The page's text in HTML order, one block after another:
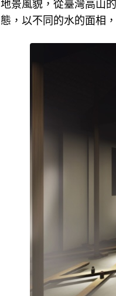
地景風貌，從臺灣高山
態，以不同的水的面相